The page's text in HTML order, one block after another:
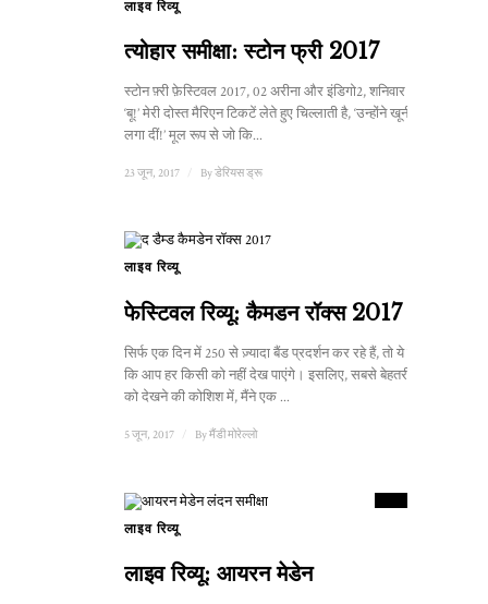
लाइव रिव्यू
त्योहार समीक्षा: स्टोन फ्री 2017
स्टोन फ़्री फ़ेस्टिवल 2017, 02 अरीना और इंडिगो2, शनिवार 16 जून
‘बू!’ मेरी दोस्त मैरिएन टिकटें लेते हुए चिल्लाती है, ‘उन्होंने खूनी सीटें
लगा दीं!’ मूल रूप से जो कि...
23 जून, 2017 Byडेरियस ड्रू
लाइव रिव्यू
फेस्टिवल रिव्यू: कैमडन रॉक्स 2017
सिर्फ एक दिन में 250 से ज़्यादा बैंड प्रदर्शन कर रहे हैं, तो ये लाज़मी है
कि आप हर किसी को नहीं देख पाएंगे। इसलिए, सबसे बेहतरीन बैंड
को देखने की कोशिश में, मैंने एक ...
5 जून, 2017 Byमैंडी मोरेल्लो
लाइव रिव्यू
लाइव रिव्यू: आयरन मेडेन